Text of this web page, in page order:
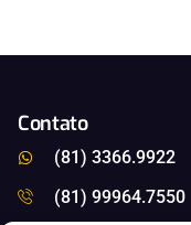
Contato
(81) 3366.9922
(81) 99964.7550